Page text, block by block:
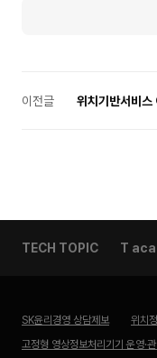
이전글 위치기반서비스
TECH TOPIC T
SK윤리경영 상담제보
위치
고정형 영상정보처리기기 운영·